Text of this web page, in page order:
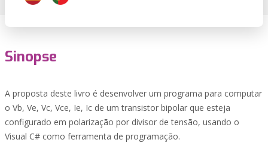
Sinopse
A proposta deste livro é desenvolver um programa para computar
o Vb, Ve, Vc, Vce, Ie, Ic de um transistor bipolar que esteja
configurado em polarização por divisor de tensão, usando o
Visual C# como ferramenta de programação.